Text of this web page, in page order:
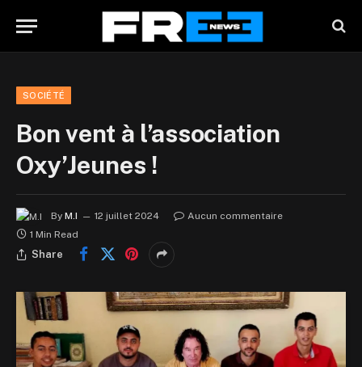
SOCIÉTÉ
Bon vent à l’association
Oxy’Jeunes !
By M.I 12 juillet 2024
Aucun commentaire
1 Min Read
Share